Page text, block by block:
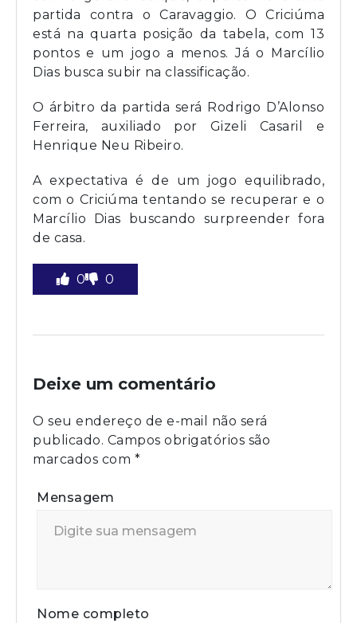
partida contra o Caravaggio. O Criciúma
está na quarta posição da tabela, com 13
pontos e um jogo a menos. Já o Marcílio
Dias busca subir na classificação.
O árbitro da partida será Rodrigo D’Alonso
Ferreira, auxiliado por Gizeli Casaril e
Henrique Neu Ribeiro.
A expectativa é de um jogo equilibrado,
com o Criciúma tentando se recuperar e o
Marcílio Dias buscando surpreender fora
de casa.
0 0
Deixe um comentário
O seu endereço de e-mail não será
publicado. Campos obrigatórios são
marcados com *
Mensagem
Nome completo